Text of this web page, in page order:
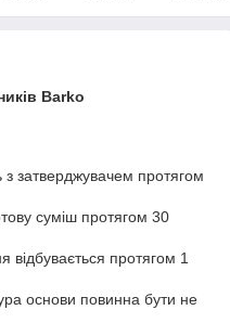
Barko
затверджувачем протягом
суміш протягом 30
протягом 1
основи повинна бути не